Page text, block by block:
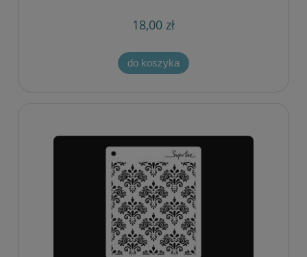
18,00 zł
do koszyka